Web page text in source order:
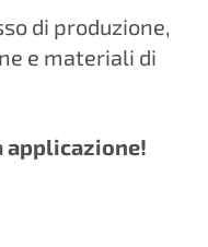
di produzione,
e materiali di
applicazione!